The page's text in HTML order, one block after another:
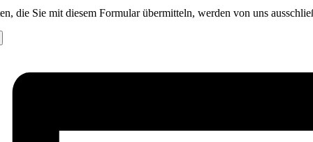
die Sie mit diesem Formular übermitteln, werden von uns